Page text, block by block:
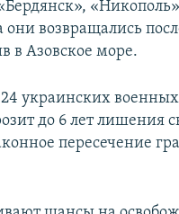
возвращались
в Азовское море.
украинских
до 6 лет лишения
пересечение